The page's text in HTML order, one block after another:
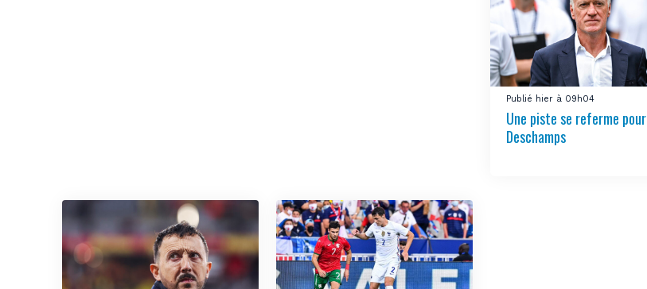
Publié hier à 09h04
Une piste se referme pour
Deschamps